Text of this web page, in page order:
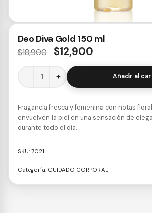
Deo Diva Gold 150 ml
$18,900 $12,900
− + Añadir al
Fragancia fresca y femenina con notas
envuelven la piel en una sensación de
durante todo el día.
SKU: 7021
Categoría: CUIDADO CORPORAL